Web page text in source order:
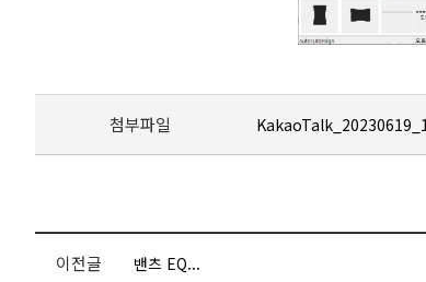
첨부파일
이전글 밴츠 EQ...